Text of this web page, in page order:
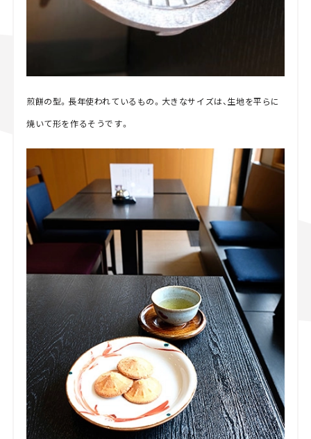
煎餅の型。長年使われているもの。大きなサイズは、生地を平らに
焼いて形を作るそうです。